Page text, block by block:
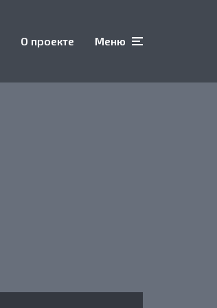
О проекте Меню